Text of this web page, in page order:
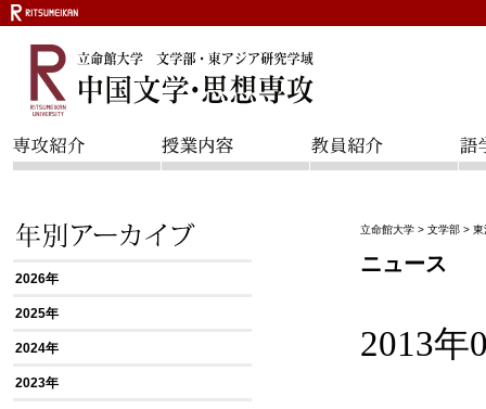
立命館大学 > 文学部 > 東
ニュース
2013年
2026年
2025年
2024年
2023年